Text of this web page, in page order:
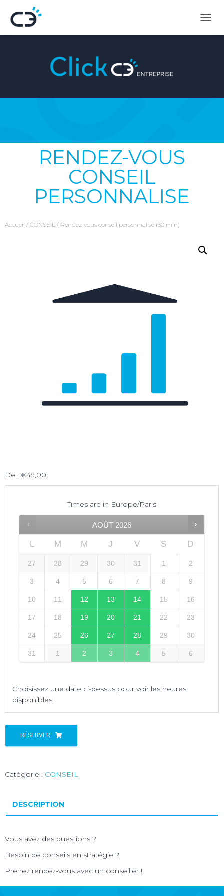
É
RENDEZ-VOUS
CONSEIL
PERSONNALISE
Accueil / CONSEIL / Rendez vous conseil personnalisé (30 min)
De : €49,00
Times are in Europe/Paris
AOÛT 2026
L M M J V S D
27 28 29 30 31 1 2
3 4 5 6 7 8 9
10 11 12 13 14 15 16
17 18 19 20 21 22 23
24 25 26 27 28 29 30
31 1 2 3 4 5 6
Choisissez une date ci-dessus pour voir les heures
disponibles.
RÉSERVER
Catégorie : CONSEIL
DESCRIPTION
Vous avez des questions ?
Besoin de conseils en stratégie ?
Prenez rendez-vous avec un conseiller !